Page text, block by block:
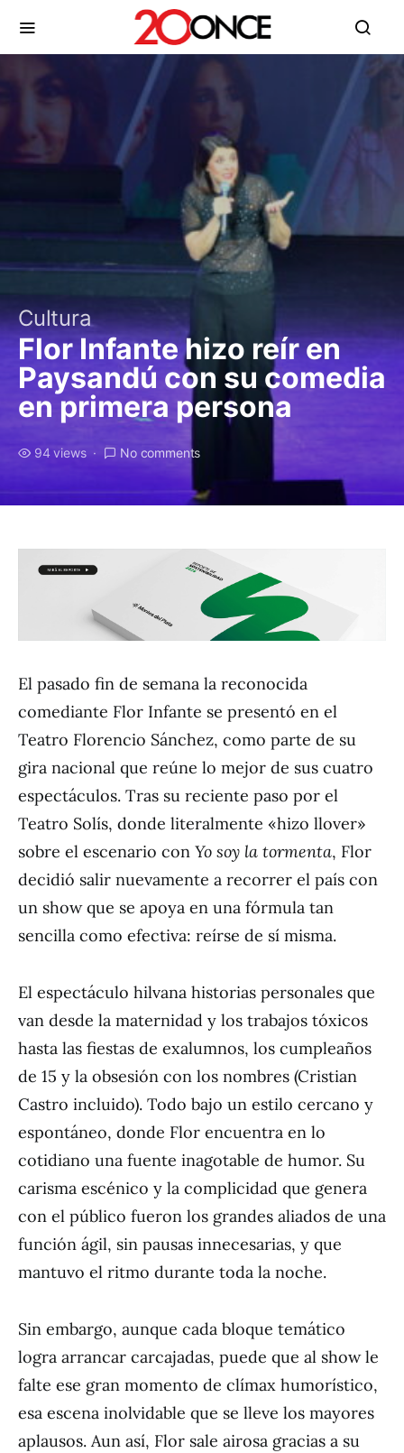
Cultura
Flor Infante hizo reír en
Paysandú con su comedia
en primera persona
94 views No comments
El pasado fin de semana la reconocida
comediante Flor Infante se presentó en el
Teatro Florencio Sánchez, como parte de su
gira nacional que reúne lo mejor de sus cuatro
espectáculos. Tras su reciente paso por el
Teatro Solís, donde literalmente «hizo llover»
sobre el escenario con Yo soy la tormenta, Flor
decidió salir nuevamente a recorrer el país con
un show que se apoya en una fórmula tan
sencilla como efectiva: reírse de sí misma.
El espectáculo hilvana historias personales que
van desde la maternidad y los trabajos tóxicos
hasta las fiestas de exalumnos, los cumpleaños
de 15 y la obsesión con los nombres (Cristian
Castro incluido). Todo bajo un estilo cercano y
espontáneo, donde Flor encuentra en lo
cotidiano una fuente inagotable de humor. Su
carisma escénico y la complicidad que genera
con el público fueron los grandes aliados de una
función ágil, sin pausas innecesarias, y que
mantuvo el ritmo durante toda la noche.
Sin embargo, aunque cada bloque temático
logra arrancar carcajadas, puede que al show le
falte ese gran momento de clímax humorístico,
esa escena inolvidable que se lleve los mayores
aplausos. Aun así, Flor sale airosa gracias a su